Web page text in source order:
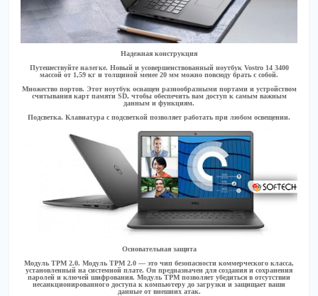
Надежная конструкция
Путешествуйте налегке. Новый и усовершенствованный ноутбук Vostro 14 3400
массой от 1,59 кг и толщиной менее 20 мм можно повсюду брать с собой.
Множество портов. Этот ноутбук оснащен разнообразными портами и устройством
считывания карт памяти SD, чтобы обеспечить вам доступ к самым важным
данным и функциям.
Подсветка. Клавиатура с подсветкой позволяет работать при любом освещении.
Основательная защита
Модуль TPM 2.0. Модуль TPM 2.0 — это чип безопасности коммерческого класса,
установленный на системной плате. Он предназначен для создания и сохранения
паролей и ключей шифрования. Модуль TPM позволяет убедиться в отсутствии
несанкционированного доступа к компьютеру до загрузки и защищает ваши
данные от внешних атак.